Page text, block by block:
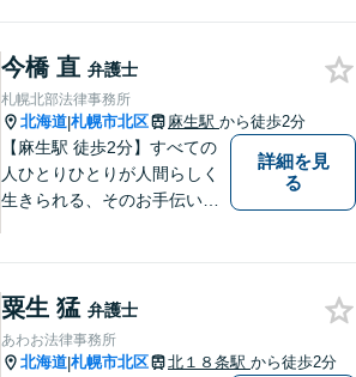
理士と連携。同席相談も可】
今橋 直 弁護士
札幌北部法律事務所
北海道|札幌市北区 麻生駅 から徒歩2分
【麻生駅 徒歩2分】すべての
人ひとりひとりが人間らしく
生きられる、そのお手伝いを
いたします。お気軽にご相談
ください。
詳細を見
る
粟生 猛 弁護士
あわお法律事務所
北海道|札幌市北区 北１８条駅 から徒歩2分